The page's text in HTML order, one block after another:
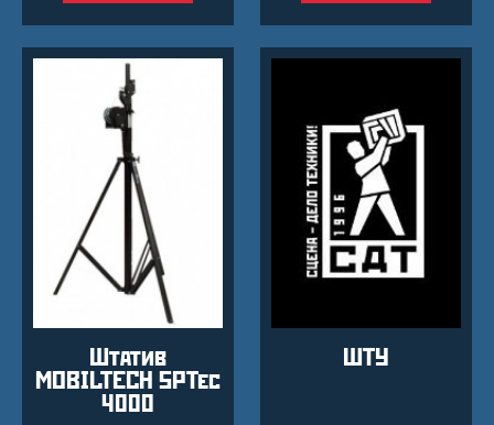
Штатив
MOBILTECH SPTec
4000
ШТУ